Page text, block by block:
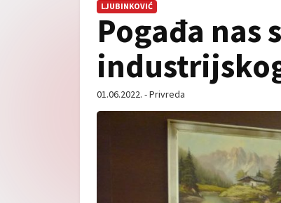
LJUBINKOVIĆ
Pogađa nas
01.06.2022. - Privreda